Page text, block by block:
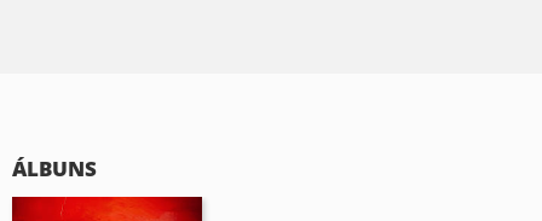
ÁLBUNS